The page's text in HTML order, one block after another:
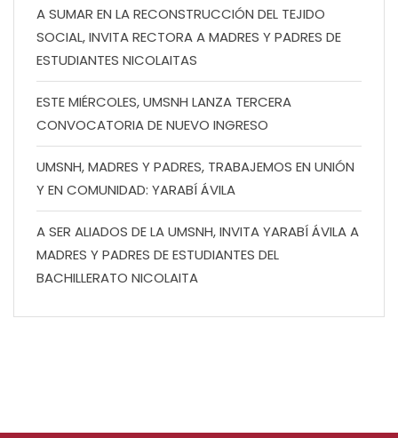
A SUMAR EN LA RECONSTRUCCIÓN DEL TEJIDO
SOCIAL, INVITA RECTORA A MADRES Y PADRES DE
ESTUDIANTES NICOLAITAS
ESTE MIÉRCOLES, UMSNH LANZA TERCERA
CONVOCATORIA DE NUEVO INGRESO
UMSNH, MADRES Y PADRES, TRABAJEMOS EN UNIÓN
Y EN COMUNIDAD: YARABÍ ÁVILA
A SER ALIADOS DE LA UMSNH, INVITA YARABÍ ÁVILA A
MADRES Y PADRES DE ESTUDIANTES DEL
BACHILLERATO NICOLAITA